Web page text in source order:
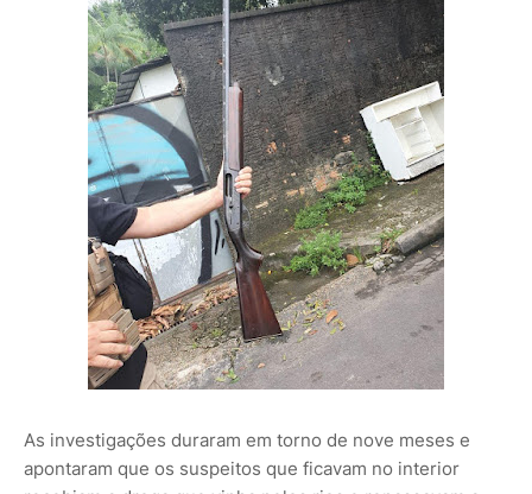
As investigações duraram em torno de nove meses e
apontaram que os suspeitos que ficavam no interior